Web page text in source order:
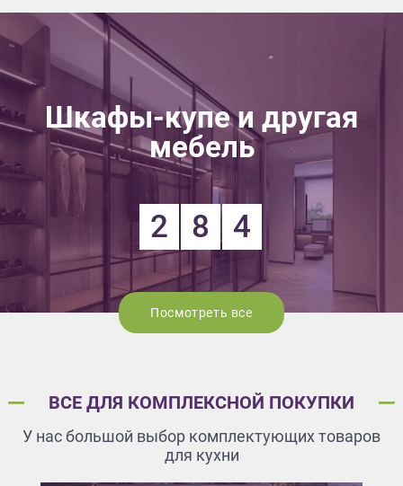
Шкафы-купе и другая
мебель
2 8 4
Посмотреть все
ВСЕ ДЛЯ КОМПЛЕКСНОЙ ПОКУПКИ
У нас большой выбор комплектующих товаров
для кухни